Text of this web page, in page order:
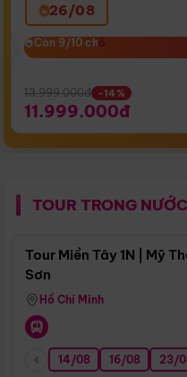
26/08
Còn 9/10 chỗ
Còn 9/10 chỗ
13.999.000đ -14%
11.999.000đ
TOUR TRONG NƯỚC
Tour Miền Tây 1N | Mỹ
Sơn
Hồ Chí Minh
14/08 16/08 23/